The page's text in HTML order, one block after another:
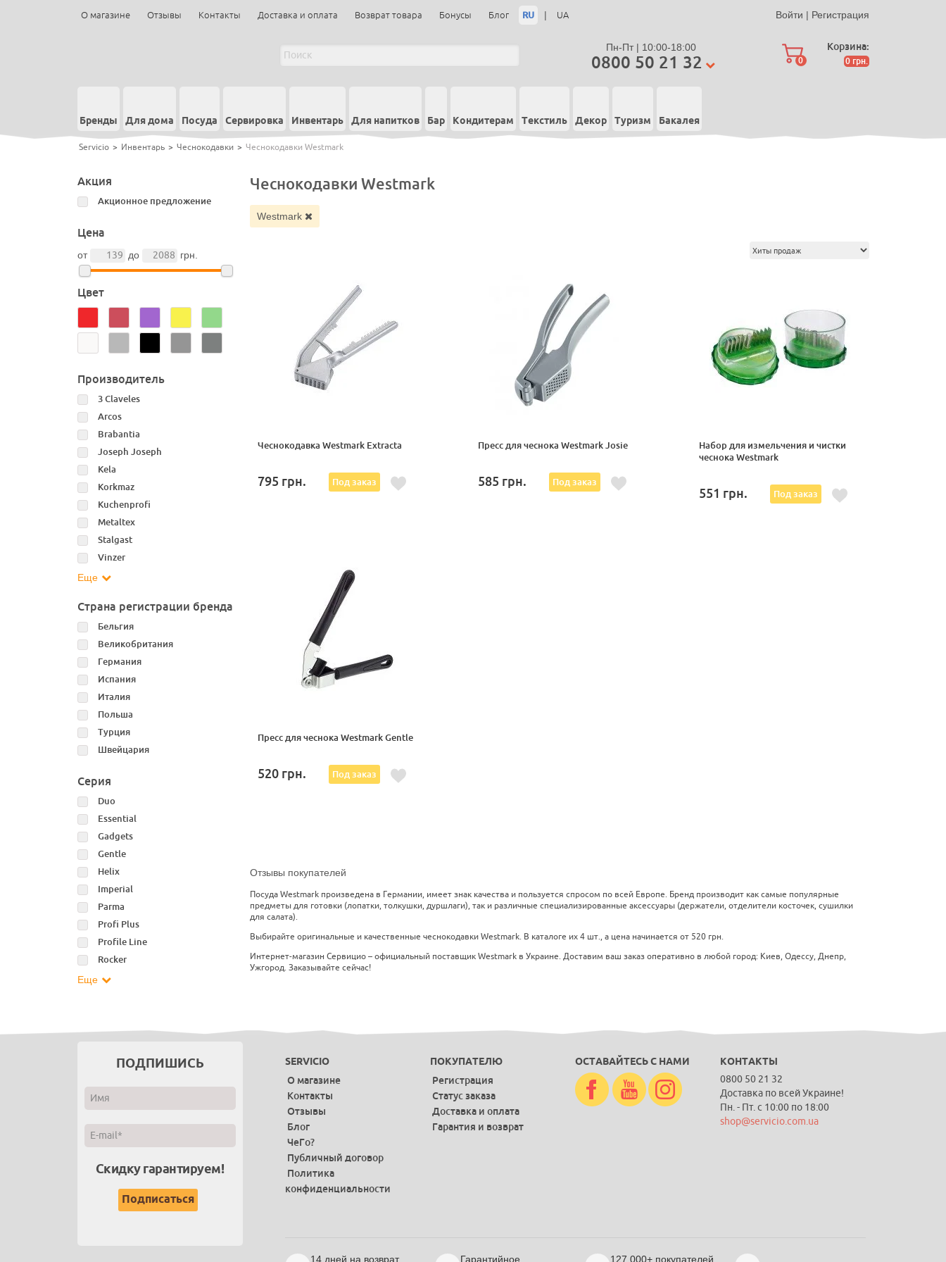
О магазине Отзывы Контакты Доставка и оплата Возврат товара Бонусы Блог RU | UA Войти | Регистрация
Пн-Пт | 10:00-18:00
0800 50 21 32 0
Корзина:
0 грн.
Бренды Для дома Посуда Сервировка Инвентарь Для напитков Бар Кондитерам Текстиль Декор Туризм Бакалея
Servicio > Инвентарь > Чеснокодавки > Чеснокодавки Westmark
Акция
Акционное предложение
Цена
от до грн.
Цвет
Производитель
3 Claveles
Arcos
Brabantia
Joseph Joseph
Kela
Korkmaz
Kuchenprofi
Metaltex
Stalgast
Vinzer
Еще
Страна регистрации бренда
Бельгия
Великобритания
Германия
Испания
Италия
Польша
Турция
Швейцария
Серия
Duo
Essential
Gadgets
Gentle
Helix
Imperial
Parma
Profi Plus
Profile Line
Rocker
Еще
Чеснокодавки Westmark
Westmark
Чеснокодавка Westmark Extracta
795 грн. Под заказ
Пресс для чеснока Westmark Josie
585 грн. Под заказ
Набор для измельчения и чистки
чеснока Westmark
551 грн. Под заказ
Пресс для чеснока Westmark Gentle
520 грн. Под заказ
Отзывы покупателей
Посуда Westmark произведена в Германии, имеет знак качества и пользуется спросом по всей Европе. Бренд производит как самые популярные
предметы для готовки (лопатки, толкушки, дуршлаги), так и различные специализированные аксессуары (держатели, отделители косточек, сушилки
для салата).
Выбирайте оригинальные и качественные чеснокодавки Westmark. В каталоге их 4 шт., а цена начинается от 520 грн.
Интернет-магазин Сервицио – официальный поставщик Westmark в Украине. Доставим ваш заказ оперативно в любой город: Киев, Одессу, Днепр,
Ужгород. Заказывайте сейчас!
ПОДПИШИСЬ
Скидку гарантируем!
SERVICIO
О магазине
Контакты
Отзывы
Блог
ЧеГо?
Публичный договор
Политика
конфиденциальности
ПОКУПАТЕЛЮ
Регистрация
Статус заказа
Доставка и оплата
Гарантия и возврат
ОСТАВАЙТЕСЬ С НАМИ КОНТАКТЫ
0800 50 21 32
Доставка по всей Украине!
Пн. - Пт. с 10:00 по 18:00
shop@servicio.com.ua
14 дней на возврат Гарантийное 127 000+ покупателей